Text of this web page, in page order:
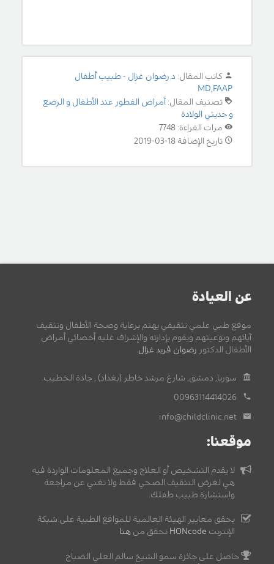
كاتب المقال: د.رضوان غزال - طبيب أطفال
MD,FAAP
تصنيف المقال: أمراض الفطور عند الأطفال و الرضع
و حديثي الولادة
مرات القراءة: 7748
تاريخ الإضافة 18-03-2019
عن العيادة
موقع طبي علمي تثقيفي يهتم برعاية وصحة الأطفال وتثقيف
آبائهم وتوعيتهم ويقوم بإدارته والإشراف عليه أخصائي أمراض
الأطفال الدكتور رضوان فريد غزال.
سوريا, دمشق, شارع مرشد خاطر (بغداد) , جادة الخطيب.
00963114414026
info@childclinic.net
موقعنا:
لا يقدم التشخيص أو العلاج وجميع المعلومات الواردة فيه
هي لغرض التثقيف الصحي فقط ولا تغني عن مراجعة
واستشارة طبيب طفلك.
يحقق معايير الهيئة العالمية للمواقع الطبية على شبكة
الإنترنت HONcode تحقق من هنا
حاصل على جائزة سمو الشيخ سالم العلي الصباح